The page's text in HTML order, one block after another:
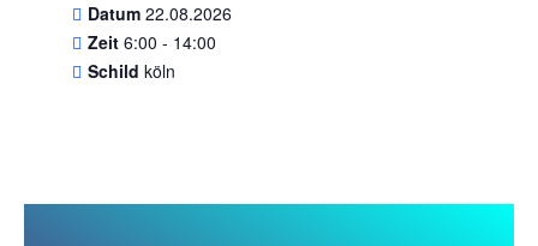
Datum 22.08.2026
Zeit 6:00 - 14:00
Schild köln